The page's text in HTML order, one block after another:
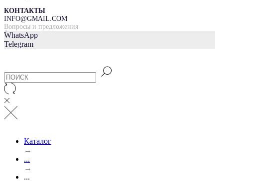
=
КОНТАКТЫ
INFO@GMAIL.COM
Вопросы и предложения
WhatsApp
Telegram
Каталог
→
...
→
...